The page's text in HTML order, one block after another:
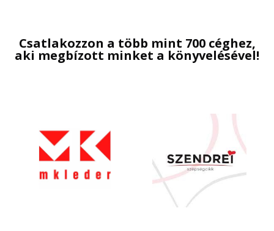
Csatlakozzon a több mint 700 céghez,
aki megbízott minket a könyvelésével!